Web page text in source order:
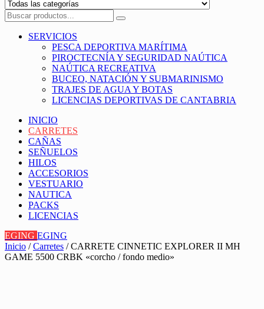
SERVICIOS
PESCA DEPORTIVA MARÍTIMA
PIROCTECNÍA Y SEGURIDAD NAÚTICA
NAÚTICA RECREATIVA
BUCEO, NATACIÓN Y SUBMARINISMO
TRAJES DE AGUA Y BOTAS
LICENCIAS DEPORTIVAS DE CANTABRIA
INICIO
CARRETES
CAÑAS
SEÑUELOS
HILOS
ACCESORIOS
VESTUARIO
NAUTICA
PACKS
LICENCIAS
EGING EGING
Inicio /Carretes / CARRETE CINNETIC EXPLORER II MH
GAME 5500 CRBK «corcho / fondo medio»